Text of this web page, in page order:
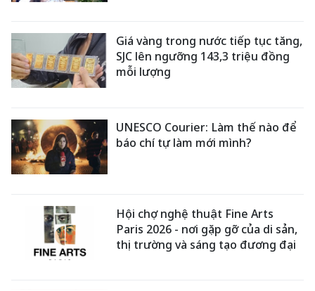
Giá vàng trong nước tiếp tục tăng,
SJC lên ngưỡng 143,3 triệu đồng
mỗi lượng
UNESCO Courier: Làm thế nào để
báo chí tự làm mới mình?
Hội chợ nghệ thuật Fine Arts
Paris 2026 - nơi gặp gỡ của di sản,
thị trường và sáng tạo đương đại